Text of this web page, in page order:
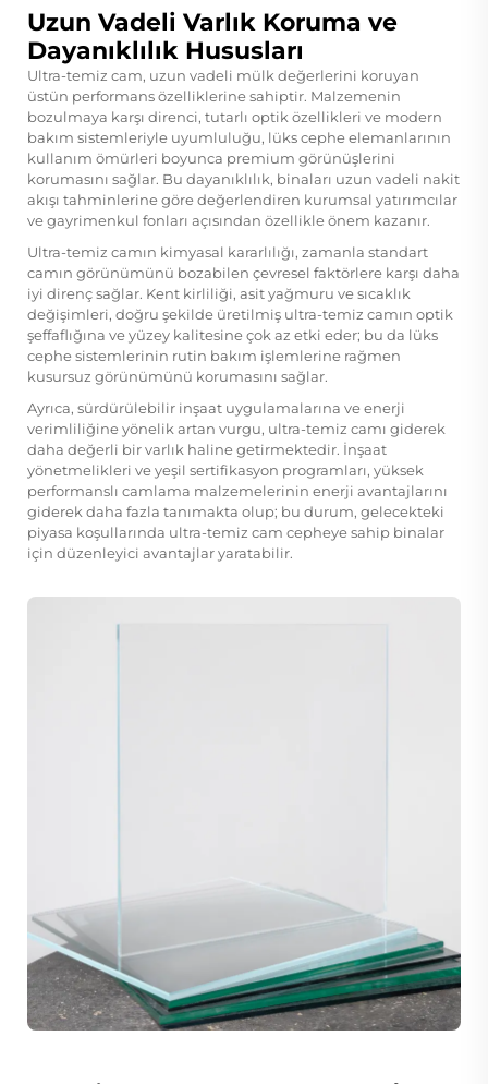
Uzun Vadeli Varlık Koruma ve
Dayanıklılık Hususları
Ultra-temiz cam, uzun vadeli mülk değerlerini koruyan
üstün performans özelliklerine sahiptir. Malzemenin
bozulmaya karşı direnci, tutarlı optik özellikleri ve modern
bakım sistemleriyle uyumluluğu, lüks cephe elemanlarının
kullanım ömürleri boyunca premium görünüşlerini
korumasını sağlar. Bu dayanıklılık, binaları uzun vadeli nakit
akışı tahminlerine göre değerlendiren kurumsal yatırımcılar
ve gayrimenkul fonları açısından özellikle önem kazanır.
Ultra-temiz camın kimyasal kararlılığı, zamanla standart
camın görünümünü bozabilen çevresel faktörlere karşı daha
iyi direnç sağlar. Kent kirliliği, asit yağmuru ve sıcaklık
değişimleri, doğru şekilde üretilmiş ultra-temiz camın optik
şeffaflığına ve yüzey kalitesine çok az etki eder; bu da lüks
cephe sistemlerinin rutin bakım işlemlerine rağmen
kusursuz görünümünü korumasını sağlar.
Ayrıca, sürdürülebilir inşaat uygulamalarına ve enerji
verimliliğine yönelik artan vurgu, ultra-temiz camı giderek
daha değerli bir varlık haline getirmektedir. İnşaat
yönetmelikleri ve yeşil sertifikasyon programları, yüksek
performanslı camlama malzemelerinin enerji avantajlarını
giderek daha fazla tanımakta olup; bu durum, gelecekteki
piyasa koşullarında ultra-temiz cam cepheye sahip binalar
için düzenleyici avantajlar yaratabilir.